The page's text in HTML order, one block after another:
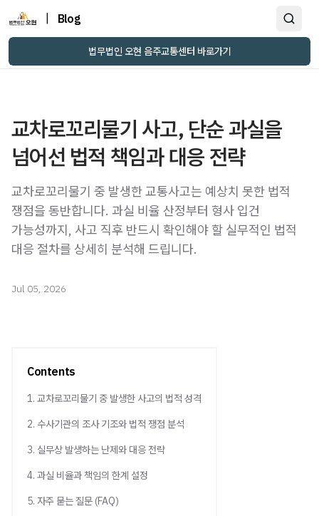
Blog
법무법인 오현 음주교통센터 바로가기
교차로꼬리물기 사고, 단순 과실을
넘어선 법적 책임과 대응 전략
교차로꼬리물기 중 발생한 교통사고는 예상치 못한 법적
쟁점을 동반합니다. 과실 비율 산정부터 형사 입건
가능성까지, 사고 직후 반드시 확인해야 할 실무적인 법적
대응 절차를 상세히 분석해 드립니다.
Jul 05, 2026
Contents
1. 교차로꼬리물기 중 발생한 사고의 법적 성격
2. 수사기관의 조사 기조와 법적 쟁점 분석
3. 실무상 발생하는 난제와 대응 전략
4. 과실 비율과 책임의 한계 설정
5. 자주 묻는 질문 (FAQ)